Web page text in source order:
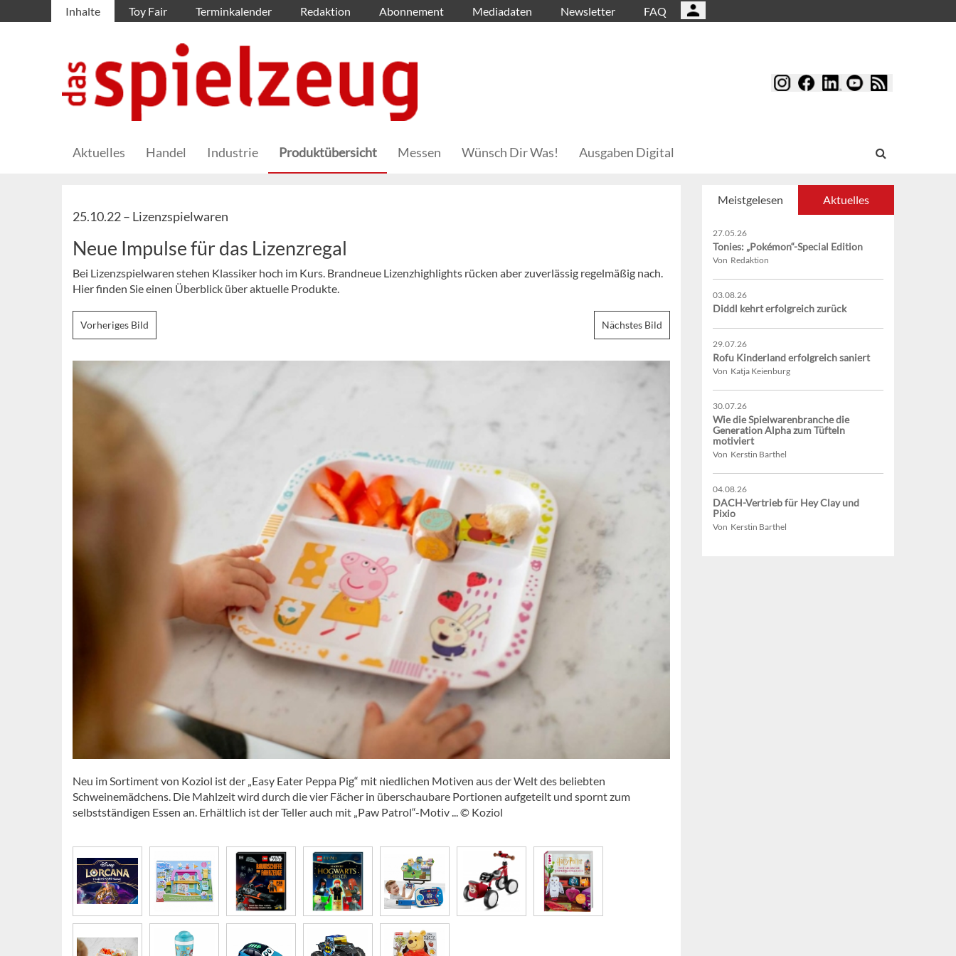
Inhalte Toy Fair Terminkalender Redaktion Abonnement Mediadaten Newsletter FAQ
Aktuelles Handel Industrie Produktübersicht Messen Wünsch Dir Was! Ausgaben Digital
25.10.22 – Lizenzspielwaren
Neue Impulse für das Lizenzregal
Bei Lizenzspielwaren stehen Klassiker hoch im Kurs. Brandneue Lizenzhighlights rücken aber zuverlässig regelmäßig nach.
Hier finden Sie einen Überblick über aktuelle Produkte.
Vorheriges Bild Nächstes Bild
Neu im Sortiment von Koziol ist der „Easy Eater Peppa Pig“ mit niedlichen Motiven aus der Welt des beliebten
Schweinemädchens. Die Mahlzeit wird durch die vier Fächer in überschaubare Portionen aufgeteilt und spornt zum
selbstständigen Essen an. Erhältlich ist der Teller auch mit „Paw Patrol“-Motiv ... © Koziol
Meistgelesen Aktuelles
27.05.26
Tonies: „Pokémon“-Special Edition
Von Redaktion
03.08.26
Diddl kehrt erfolgreich zurück
29.07.26
Rofu Kinderland erfolgreich saniert
Von Katja Keienburg
30.07.26
Wie die Spielwarenbranche die
Generation Alpha zum Tüfteln
motiviert
Von Kerstin Barthel
04.08.26
DACH-Vertrieb für Hey Clay und
Pixio
Von Kerstin Barthel